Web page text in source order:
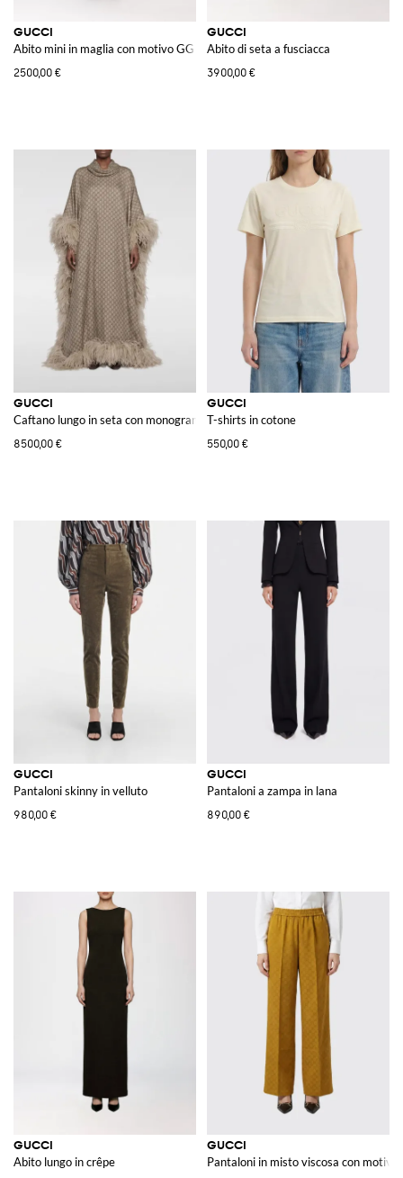
GUCCI
Abito mini in maglia con motivo GG di strass
2500,00 €
GUCCI
Abito di seta a fusciacca
3900,00 €
GUCCI
Caftano lungo in seta con monogramma e piume di struzzo
8500,00 €
GUCCI
T-shirts in cotone
550,00 €
GUCCI
Pantaloni skinny in velluto
980,00 €
GUCCI
Pantaloni a zampa in lana
890,00 €
GUCCI
Abito lungo in crêpe
GUCCI
Pantaloni in misto viscosa con motivo